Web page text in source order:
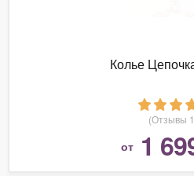
Колье
(Отзывы
от 1